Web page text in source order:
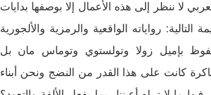
لا ننظر إلى هذه الأعمال إلا بوصفها بدايات
رواياته الواقعية والرمزية والألجورية
بإميل زولا وتولستوي وتوماس مان بل
كانت على هذا القدر من النضج ونحن أبناء